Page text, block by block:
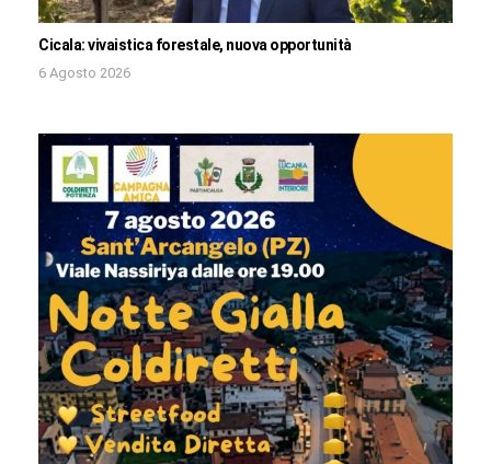
Cicala: vivaistica forestale, nuova opportunità
6 Agosto 2026